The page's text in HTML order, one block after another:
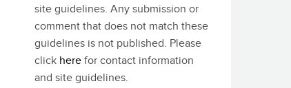
site guidelines. Any submission or
comment that does not match these
guidelines is not published. Please
click here for contact information
and site guidelines.